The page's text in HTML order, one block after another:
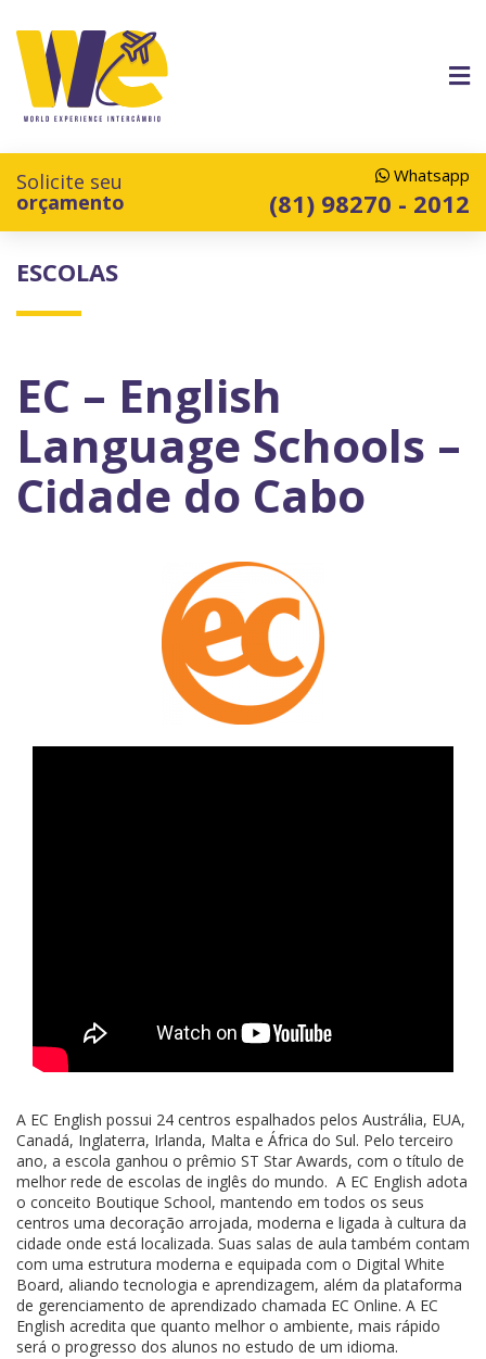
Solicite seu
orçamento
Whatsapp
(81) 98270 - 2012
ESCOLAS
EC – English
Language Schools –
Cidade do Cabo
A EC English possui 24 centros espalhados pelos Austrália, EUA,
Canadá, Inglaterra, Irlanda, Malta e África do Sul. Pelo terceiro
ano, a escola ganhou o prêmio ST Star Awards, com o título de
melhor rede de escolas de inglês do mundo. A EC English adota
o conceito Boutique School, mantendo em todos os seus
centros uma decoração arrojada, moderna e ligada à cultura da
cidade onde está localizada. Suas salas de aula também contam
com uma estrutura moderna e equipada com o Digital White
Board, aliando tecnologia e aprendizagem, além da plataforma
de gerenciamento de aprendizado chamada EC Online. A EC
English acredita que quanto melhor o ambiente, mais rápido
será o progresso dos alunos no estudo de um idioma.